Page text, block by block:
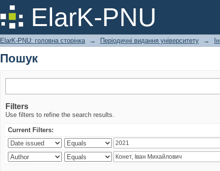
ElarK-PNU
Пошук
ElarK-PNU: головна сторінка → Періодичні видання університету →
Пошук
Filters
Use filters to refine the search results.
Current Filters: